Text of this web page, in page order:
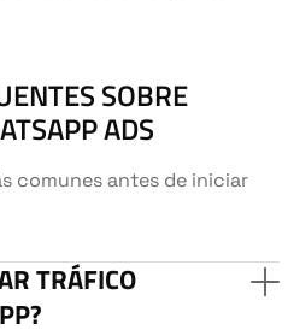
SOBRE
ADS
comunes antes de iniciar
TRÁFICO